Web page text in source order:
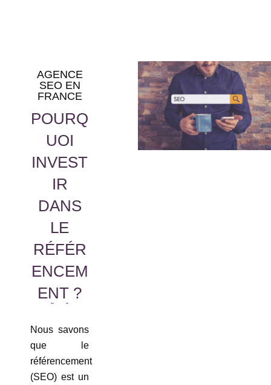
AGENCE
SEO EN
FRANCE
POURQ
UOI
INVEST
IR
DANS
LE
RÉFÉR
ENCEM
ENT ?
Nous savons
que le
référencement
(SEO) est un